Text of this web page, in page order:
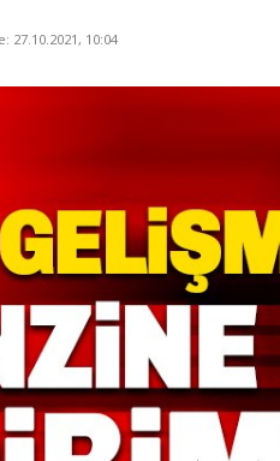
27.10.2021, 10:04